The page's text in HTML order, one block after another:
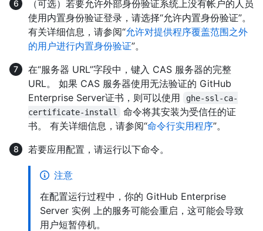
（可选）若要允许外部身份验证系统上没有帐户的人员
使用内置身份验证登录，请选择“允许内置身份验证”。
有关详细信息，请参阅“允许对提供程序覆盖范围之外
的用户进行内置身份验证”。
在“服务器 URL”字段中，键入 CAS 服务器的完整
URL。 如果 CAS 服务器使用无法验证的 GitHub
Enterprise Server证书，则可以使用
ghe-ssl-ca-
certificate-install
命令将其安装为受信任的证
书。 有关详细信息，请参阅“命令行实用程序”。
若要应用配置，请运行以下命令。
注意
在配置运行过程中，你的 GitHub Enterprise
Server 实例 上的服务可能会重启，这可能会导致
用户短暂停机。